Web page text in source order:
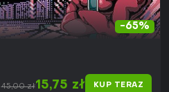
-65%
45,00 zł15,75 zł KUP TERAZ